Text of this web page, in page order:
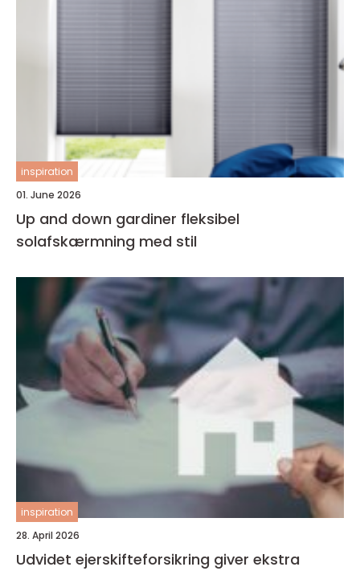
inspiration
01. June 2026
Up and down gardiner fleksibel
solafskærmning med stil
inspiration
28. April 2026
Udvidet ejerskifteforsikring giver ekstra